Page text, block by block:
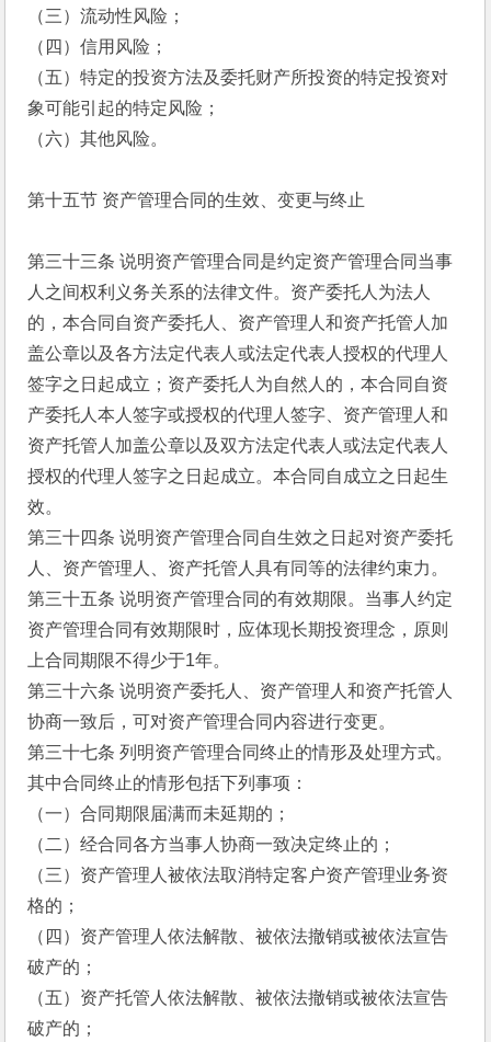
（三）流动性风险；
（四）信用风险；
（五）特定的投资方法及委托财产所投资的特定投资对
象可能引起的特定风险；
（六）其他风险。
第十五节 资产管理合同的生效、变更与终止
第三十三条 说明资产管理合同是约定资产管理合同当事
人之间权利义务关系的法律文件。资产委托人为法人
的，本合同自资产委托人、资产管理人和资产托管人加
盖公章以及各方法定代表人或法定代表人授权的代理人
签字之日起成立；资产委托人为自然人的，本合同自资
产委托人本人签字或授权的代理人签字、资产管理人和
资产托管人加盖公章以及双方法定代表人或法定代表人
授权的代理人签字之日起成立。本合同自成立之日起生
效。
第三十四条 说明资产管理合同自生效之日起对资产委托
人、资产管理人、资产托管人具有同等的法律约束力。
第三十五条 说明资产管理合同的有效期限。当事人约定
资产管理合同有效期限时，应体现长期投资理念，原则
上合同期限不得少于1年。
第三十六条 说明资产委托人、资产管理人和资产托管人
协商一致后，可对资产管理合同内容进行变更。
第三十七条 列明资产管理合同终止的情形及处理方式。
其中合同终止的情形包括下列事项：
（一）合同期限届满而未延期的；
（二）经合同各方当事人协商一致决定终止的；
（三）资产管理人被依法取消特定客户资产管理业务资
格的；
（四）资产管理人依法解散、被依法撤销或被依法宣告
破产的；
（五）资产托管人依法解散、被依法撤销或被依法宣告
破产的；